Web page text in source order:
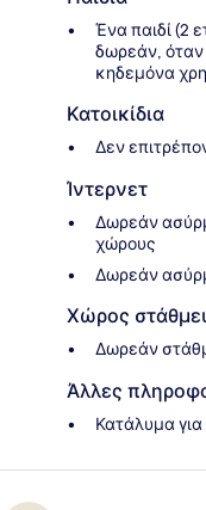
Ένα παιδί (2
δωρεάν, όταν
κηδεμόνα
Κατοικίδια
Δεν
Ίντερνετ
Δωρεάν
χώρους
Δωρεάν
Χώρος
Δωρεάν
Άλλες
Κατάλυμα